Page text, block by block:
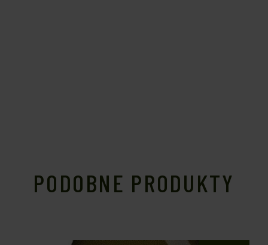
PODOBNE PRODUKTY